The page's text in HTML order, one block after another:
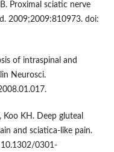
Proximal sciatic nerve
2009;2009:810973. doi:
of intraspinal and
Neurosci.
Koo KH. Deep gluteal
and sciatica-like pain.
0301-